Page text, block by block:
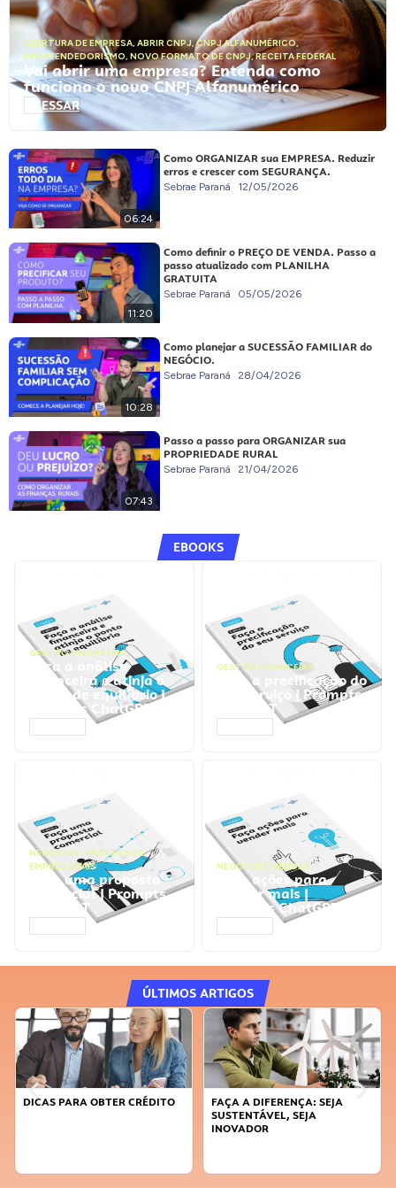
ABERTURA DE EMPRESA, ABRIR CNPJ,CNPJ ALFANUMÉRICO,
EMPREENDEDORISMO, NOVO FORMATO DE CNPJ,RECEITA FEDERAL
Vai abrir uma empresa? Entenda como
funciona o novo CNPJ Alfanumérico
ACESSAR
06:24
Como ORGANIZAR sua EMPRESA. Reduzir
erros e crescer com SEGURANÇA.
Sebrae Paraná 12/05/2026
11:20
Como definir o PREÇO DE VENDA. Passo a
passo atualizado com PLANILHA
GRATUITA
Sebrae Paraná 05/05/2026
10:28
Como planejar a SUCESSÃO FAMILIAR do
NEGÓCIO.
Sebrae Paraná 28/04/2026
07:43
Passo a passo para ORGANIZAR sua
PROPRIEDADE RURAL
Sebrae Paraná 21/04/2026
EBOOKS
GESTÃO FINANCEIRA
Faça a análise
financeira e atinja o
ponto de equilíbrio |
Prompts ChatGPT
GESTÃO FINANCEIRA
Faça a precificação do
seu serviço | Prompts
ChatGPT
NEGÓCIOS, PROCESSOS
EMPRESARIAIS
Faça uma proposta
comercial | Prompts
ChatGPT
NEGÓCIOS, VENDAS
Faça ações para
vender mais |
Prompts ChatGPT
ÚLTIMOS ARTIGOS
DICAS PARA OBTER CRÉDITO
FAÇA A DIFERENÇA: SEJA
SUSTENTÁVEL, SEJA
INOVADOR